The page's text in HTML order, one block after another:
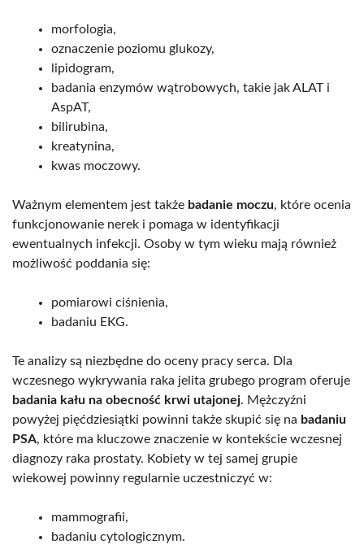
morfologia,
oznaczenie poziomu glukozy,
lipidogram,
badania enzymów wątrobowych, takie jak ALAT i
AspAT,
bilirubina,
kreatynina,
kwas moczowy.
Ważnym elementem jest także badanie moczu, które ocenia
funkcjonowanie nerek i pomaga w identyfikacji
ewentualnych infekcji. Osoby w tym wieku mają również
możliwość poddania się:
pomiarowi ciśnienia,
badaniu EKG.
Te analizy są niezbędne do oceny pracy serca. Dla
wczesnego wykrywania raka jelita grubego program oferuje
badania kału na obecność krwi utajonej. Mężczyźni
powyżej pięćdziesiątki powinni także skupić się na badaniu
PSA, które ma kluczowe znaczenie w kontekście wczesnej
diagnozy raka prostaty. Kobiety w tej samej grupie
wiekowej powinny regularnie uczestniczyć w:
mammografii,
badaniu cytologicznym.